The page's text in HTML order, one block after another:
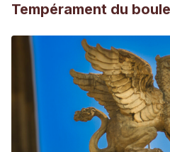
Tempérament du